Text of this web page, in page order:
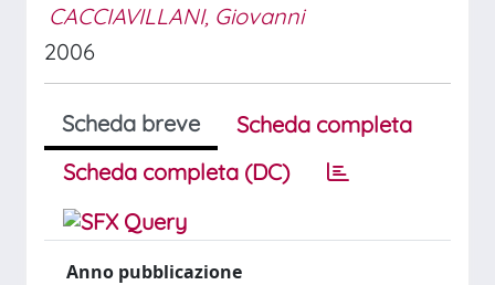
CACCIAVILLANI, Giovanni
2006
Scheda breve
Scheda completa
Scheda completa (DC)
Anno pubblicazione